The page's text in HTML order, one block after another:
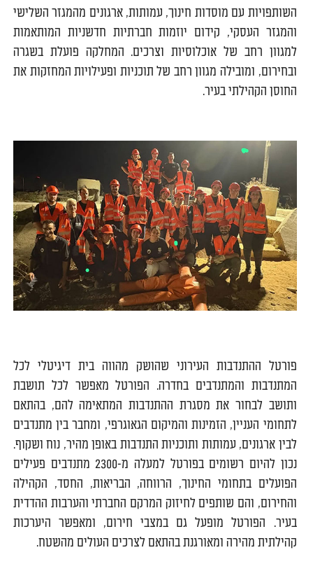
השותפויות עם מוסדות חינוך, עמותות, ארגונים מהמגזר השלישי
והמגזר העסקי, קידום יוזמות חברתיות חדשניות המותאמות
למגוון רחב של אוכלוסיות וצרכים. המחלקה פועלת בשגרה
ובחירום, ומובילה מגוון רחב של תוכניות ופעילויות המחזקות את
החוסן הקהילתי בעיר.
פורטל ההתנדבות העירוני שהושק מהווה בית דיגיטלי לכל
המתנדבות והמתנדבים בחדרה. הפורטל מאפשר לכל תושבת
ותושב לבחור את מסגרת ההתנדבות המתאימה להם, בהתאם
לתחומי העניין, הזמינות והמיקום הגאוגרפי, ומחבר בין מתנדבים
לבין ארגונים, עמותות ותוכניות התנדבות באופן מהיר, נוח ושקוף.
נכון להיום רשומים בפורטל למעלה מ-2300 מתנדבים פעילים
הפועלים בתחומי החינוך, הרווחה, הבריאות, החסד, הקהילה
והחירום, והם שותפים לחיזוק המרקם החברתי והערבות ההדדית
בעיר. הפורטל מופעל גם במצבי חירום, ומאפשר היערכות
קהילתית מהירה ומאורגנת בהתאם לצרכים העולים מהשטח.